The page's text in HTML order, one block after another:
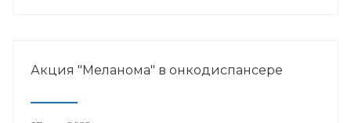
Акция "Меланома" в онкодиспансере